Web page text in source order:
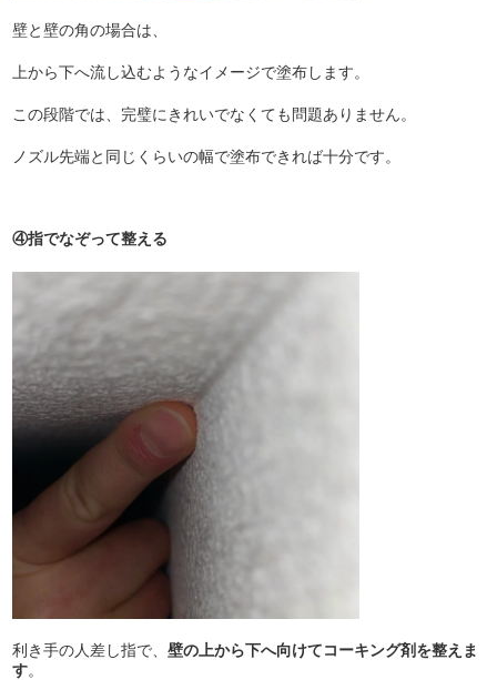
壁と壁の角の場合は、
上から下へ流し込むようなイメージで塗布します。
この段階では、完璧にきれいでなくても問題ありません。
ノズル先端と同じくらいの幅で塗布できれば十分です。
④指でなぞって整える
利き手の人差し指で、壁の上から下へ向けてコーキング剤を整えま
す。